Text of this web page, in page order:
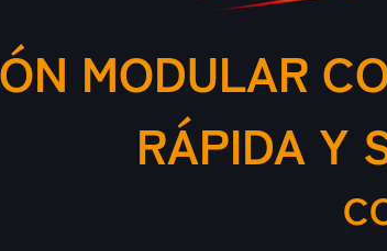
MODULAR
RÁPIDA Y